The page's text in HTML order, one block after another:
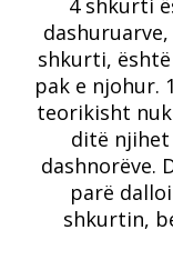
4 shkurti
shkurti,
pak e njohur.
teorikisht nuk
ditë njihet
dashnorëve.
parë
shkurtin,